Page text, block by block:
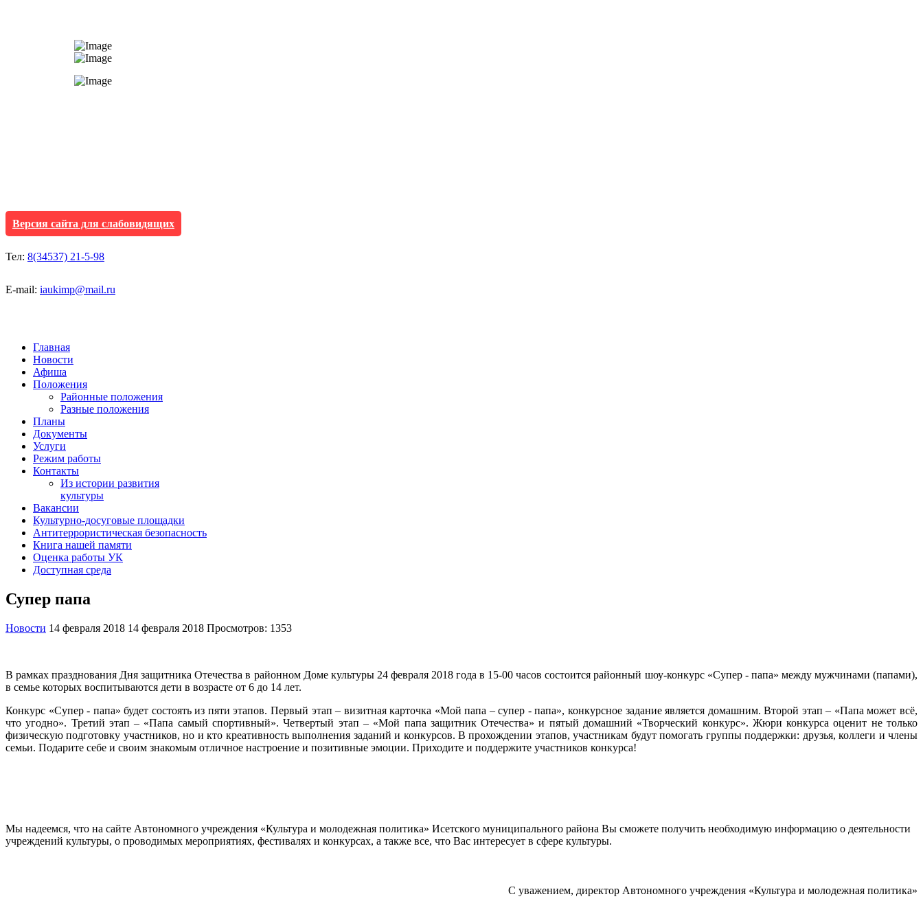
Версия сайта для слабовидящих
Тел: 8(34537) 21-5-98
E-mail: iaukimp@mail.ru
Главная
Новости
Афиша
Положения
Районные положения
Разные положения
Планы
Документы
Услуги
Режим работы
Контакты
Из истории развития
культуры
Вакансии
Культурно-досуговые площадки
Антитеррористическая безопасность
Книга нашей памяти
Оценка работы УК
Доступная среда
Супер папа
Новости 14 февраля 2018 14 февраля 2018 Просмотров: 1353
В рамках празднования Дня защитника Отечества в районном Доме культуры 24 февраля 2018 года в 15-00 часов состоится районный шоу-конкурс «Супер - папа» между мужчинами (папами),
в семье которых воспитываются дети в возрасте от 6 до 14 лет.
Конкурс «Супер - папа» будет состоять из пяти этапов. Первый этап – визитная карточка «Мой папа – супер - папа», конкурсное задание является домашним. Второй этап – «Папа может всё,
что угодно». Третий этап – «Папа самый спортивный». Четвертый этап – «Мой папа защитник Отечества» и пятый домашний «Творческий конкурс». Жюри конкурса оценит не только
физическую подготовку участников, но и кто креативность выполнения заданий и конкурсов. В прохождении этапов, участникам будут помогать группы поддержки: друзья, коллеги и члены
семьи. Подарите себе и своим знакомым отличное настроение и позитивные эмоции. Приходите и поддержите участников конкурса!
Мы надеемся, что на сайте Автономного учреждения «Культура и молодежная политика» Исетского муниципального района Вы сможете получить необходимую информацию о деятельности
учреждений культуры, о проводимых мероприятиях, фестивалях и конкурсах, а также все, что Вас интересует в сфере культуры.
С уважением, директор Автономного учреждения «Культура и молодежная политика»